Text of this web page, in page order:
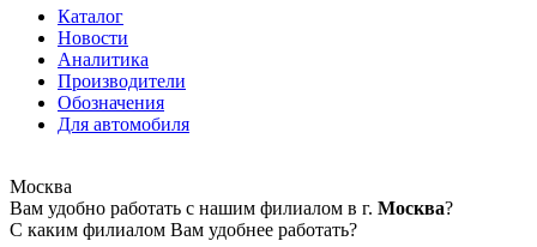
Каталог
Новости
Аналитика
Производители
Обозначения
Для автомобиля
Москва
Вам удобно работать с нашим филиалом в г. Москва?
С каким филиалом Вам удобнее работать?